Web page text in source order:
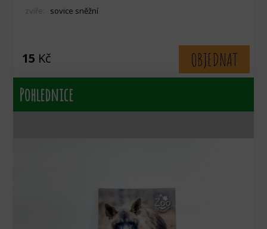
zvíře: sovice sněžní
15 Kč
OBJEDNAT
Pohlednice